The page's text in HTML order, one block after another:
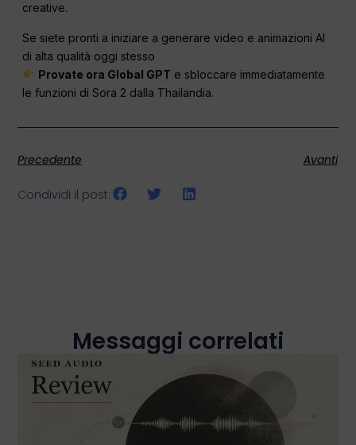
creative.
Se siete pronti a iniziare a generare video e animazioni AI
di alta qualità oggi stesso
Provate ora Global GPT e sbloccare immediatamente
le funzioni di Sora 2 dalla Thailandia.
Precedente Avanti
Condividi il post:
Messaggi correlati